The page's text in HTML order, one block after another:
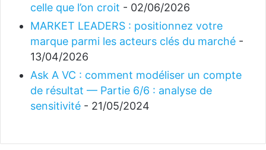
celle que l’on croit - 02/06/2026
MARKET LEADERS : positionnez votre
marque parmi les acteurs clés du marché -
13/04/2026
Ask A VC : comment modéliser un compte
de résultat — Partie 6/6 : analyse de
sensitivité - 21/05/2024